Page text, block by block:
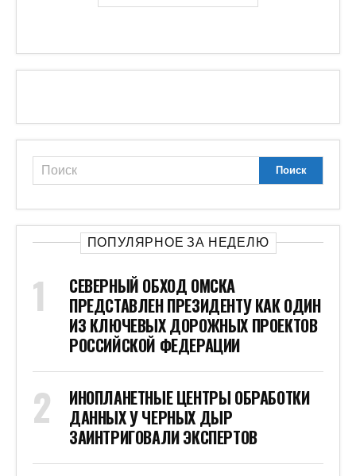
ПОПУЛЯРНОЕ ЗА НЕДЕЛЮ
СЕВЕРНЫЙ ОБХОД ОМСКА
ПРЕДСТАВЛЕН ПРЕЗИДЕНТУ КАК ОДИН
ИЗ КЛЮЧЕВЫХ ДОРОЖНЫХ ПРОЕКТОВ
РОССИЙСКОЙ ФЕДЕРАЦИИ
ИНОПЛАНЕТНЫЕ ЦЕНТРЫ ОБРАБОТКИ
ДАННЫХ У ЧЕРНЫХ ДЫР
ЗАИНТРИГОВАЛИ ЭКСПЕРТОВ